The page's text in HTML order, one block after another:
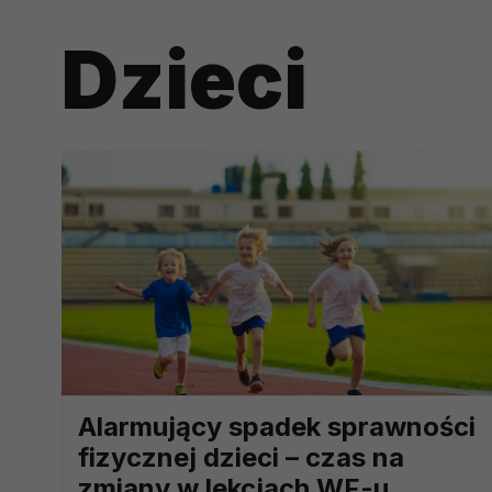
Dzieci
Alarmujący spadek sprawności
fizycznej dzieci – czas na
Komu możemy przekazać dane?
Zgodnie z obowiązującym
obowiązującego prawa np.
prawną. Pragniemy też
Zaufanych parterów.
Jakie masz prawa w stosunku
Masz między innymi prawo do
także wycofać zgodę na
szczegółowo tutaj.
Jakie są podstawy prawne
Podstawą prawną przetwarzania
analizowania ich i